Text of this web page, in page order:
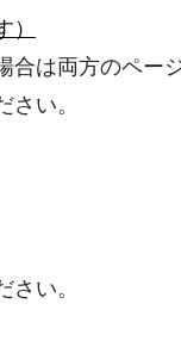
は両方のペー
さい。
さい。